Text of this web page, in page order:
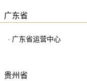
广东省
· 广东省运营中心
贵州省